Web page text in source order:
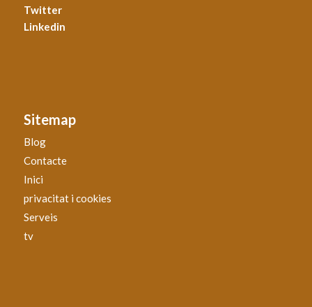
Twitter
Linkedin
Sitemap
Blog
Contacte
Inici
privacitat i cookies
Serveis
tv